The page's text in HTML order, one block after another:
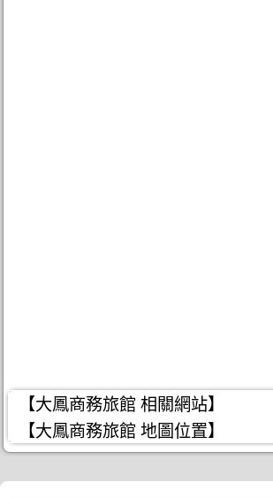
【大鳳商務旅館 相關網站】
【大鳳商務旅館 地圖位置】